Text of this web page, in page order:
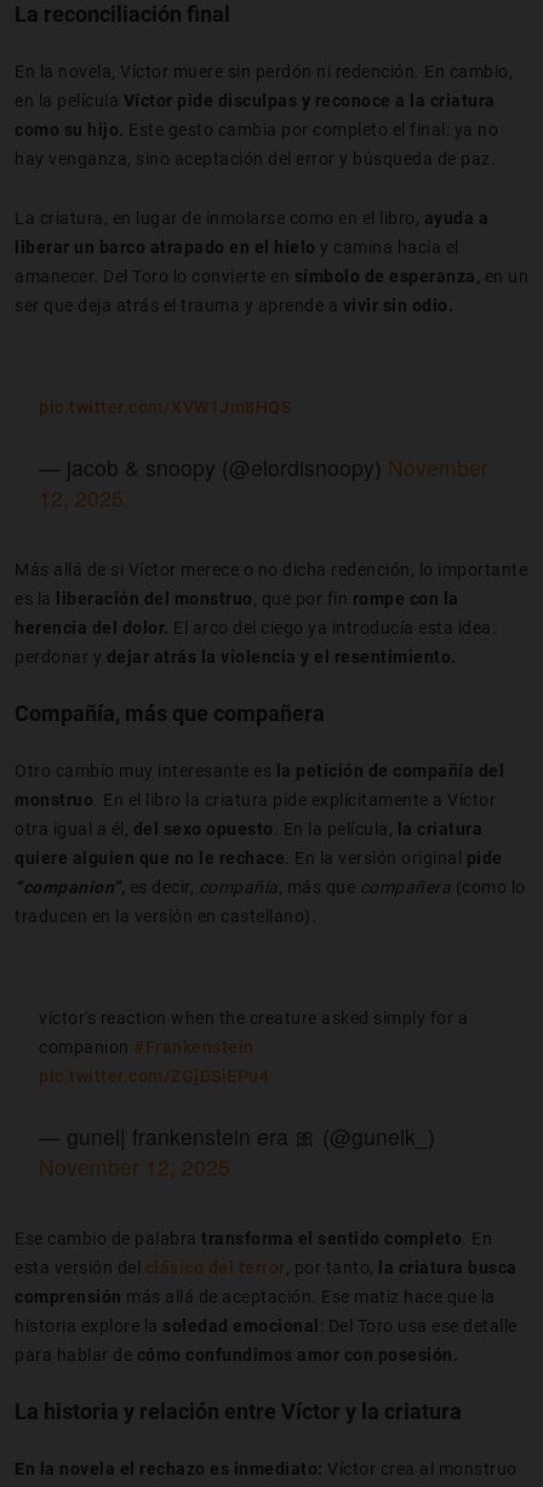
La reconciliación final
En la novela, Víctor muere sin perdón ni redención. En cambio,
en la película Víctor pide disculpas y reconoce a la criatura
como su hijo. Este gesto cambia por completo el final: ya no
hay venganza, sino aceptación del error y búsqueda de paz.
La criatura, en lugar de inmolarse como en el libro, ayuda a
liberar un barco atrapado en el hielo y camina hacia el
amanecer. Del Toro lo convierte en símbolo de esperanza, en un
ser que deja atrás el trauma y aprende a vivir sin odio.
pic.twitter.com/XVW1Jm8HQS
— jacob & snoopy (@elordisnoopy) November
12, 2025
Más allá de si Víctor merece o no dicha redención, lo importante
es la
liberación del monstruo, que por fin rompe con la
herencia del dolor. El arco del ciego ya introducía esta idea:
perdonar y dejar atrás la violencia y el resentimiento.
Compañía, más que compañera
Otro cambio muy interesante es
la petición de compañía del
monstruo. En el libro la criatura pide explícitamente a Víctor
otra igual a él, del sexo opuesto. En la película,
la criatura
quiere alguien que no le rechace. En la versión original pide
“companion”, es decir, compañía, más que compañera (como lo
traducen en la versión en castellano).
victor's reaction when the creature asked simply for a
companion #Frankenstein
pic.twitter.com/ZGjDSiEPu4
— gunel| frankenstein era 🎀 (@gunelk_)
November 12, 2025
Ese cambio de palabra transforma el sentido completo. En
esta versión del clásico del terror, por tanto,
la criatura busca
comprensión más allá de aceptación. Ese matiz hace que la
historia explore la soledad emocional : Del Toro usa ese detalle
para hablar de cómo confundimos amor con posesión.
La historia y relación entre Víctor y la criatura
En la novela el rechazo es inmediato: Víctor crea al monstruo